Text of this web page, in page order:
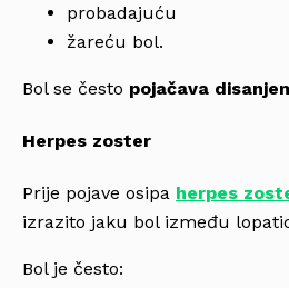
probadajuću
žareću bol.
Bol se često pojačava
Herpes zoster
Prije pojave osipa herpes
izrazito jaku bol između
Bol je često: